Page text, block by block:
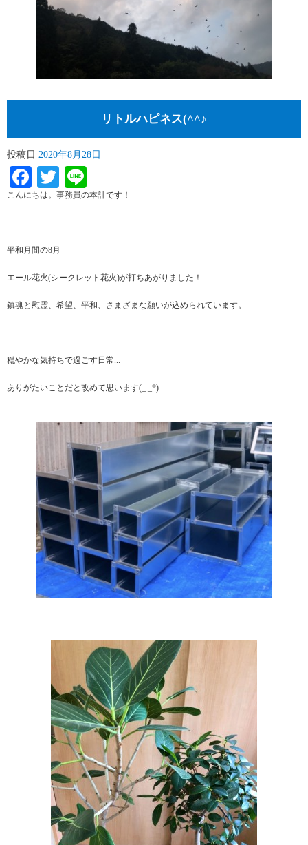
リトルハピネス(^^♪
投稿日 2020年8月28日
Facebook
Twitter
こんにちは。事務員の本計です！
平和月間の8月
エール花火(シークレット花火)が打ちあがりました！
鎮魂と慰霊、希望、平和、さまざまな願いが込められています。
穏やかな気持ちで過ごす日常...
ありがたいことだと改めて思います(_ _*)